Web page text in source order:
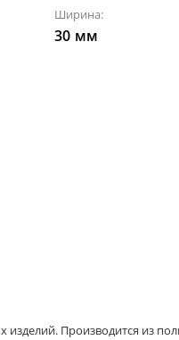
Ширина:
30 мм
изделий. Производится из